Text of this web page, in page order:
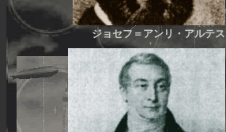
ジョセフ＝アンリ・アルテス